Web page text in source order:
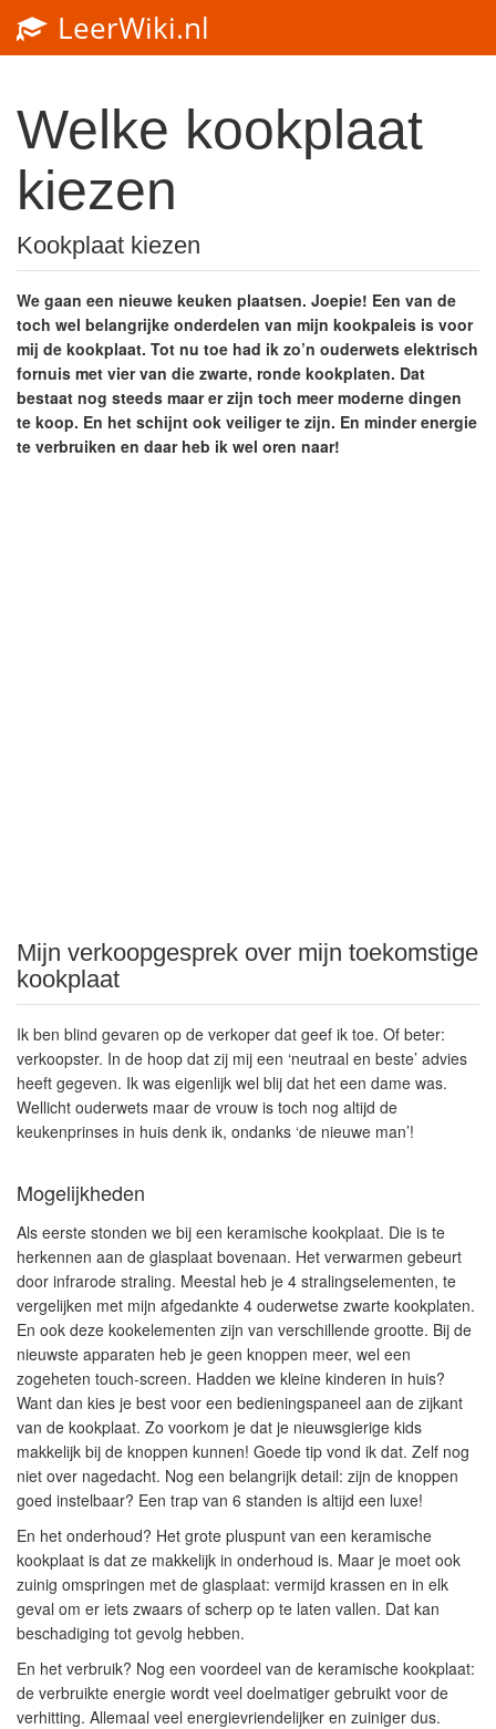
LeerWiki.nl
Welke kookplaat
kiezen
Kookplaat kiezen
We gaan een nieuwe keuken plaatsen. Joepie! Een van de
toch wel belangrijke onderdelen van mijn kookpaleis is voor
mij de kookplaat. Tot nu toe had ik zo’n ouderwets elektrisch
fornuis met vier van die zwarte, ronde kookplaten. Dat
bestaat nog steeds maar er zijn toch meer moderne dingen
te koop. En het schijnt ook veiliger te zijn. En minder energie
te verbruiken en daar heb ik wel oren naar!
Mijn verkoopgesprek over mijn toekomstige
kookplaat
Ik ben blind gevaren op de verkoper dat geef ik toe. Of beter:
verkoopster. In de hoop dat zij mij een ‘neutraal en beste’ advies
heeft gegeven. Ik was eigenlijk wel blij dat het een dame was.
Wellicht ouderwets maar de vrouw is toch nog altijd de
keukenprinses in huis denk ik, ondanks ‘de nieuwe man’!
Mogelijkheden
Als eerste stonden we bij een keramische kookplaat. Die is te
herkennen aan de glasplaat bovenaan. Het verwarmen gebeurt
door infrarode straling. Meestal heb je 4 stralingselementen, te
vergelijken met mijn afgedankte 4 ouderwetse zwarte kookplaten.
En ook deze kookelementen zijn van verschillende grootte. Bij de
nieuwste apparaten heb je geen knoppen meer, wel een
zogeheten touch-screen. Hadden we kleine kinderen in huis?
Want dan kies je best voor een bedieningspaneel aan de zijkant
van de kookplaat. Zo voorkom je dat je nieuwsgierige kids
makkelijk bij de knoppen kunnen! Goede tip vond ik dat. Zelf nog
niet over nagedacht. Nog een belangrijk detail: zijn de knoppen
goed instelbaar? Een trap van 6 standen is altijd een luxe!
En het onderhoud? Het grote pluspunt van een keramische
kookplaat is dat ze makkelijk in onderhoud is. Maar je moet ook
zuinig omspringen met de glasplaat: vermijd krassen en in elk
geval om er iets zwaars of scherp op te laten vallen. Dat kan
beschadiging tot gevolg hebben.
En het verbruik? Nog een voordeel van de keramische kookplaat:
de verbruikte energie wordt veel doelmatiger gebruikt voor de
verhitting. Allemaal veel energievriendelijker en zuiniger dus.